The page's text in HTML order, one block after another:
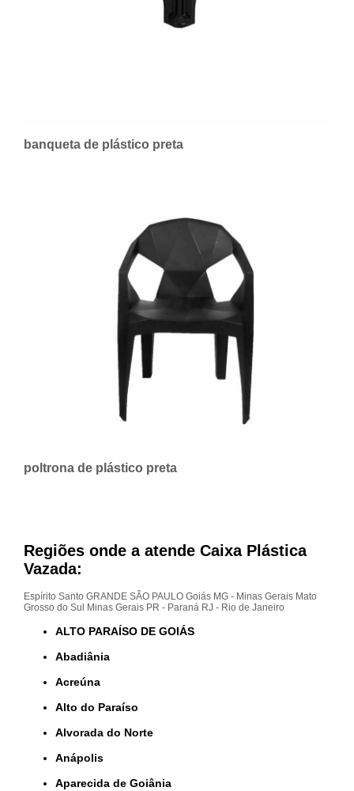
banqueta de plástico preta
poltrona de plástico preta
Regiões onde a atende Caixa Plástica
Vazada:
Espírito Santo GRANDE SÃO PAULO Goiás MG - Minas Gerais Mato
Grosso do Sul
Minas Gerais PR - Paraná RJ - Rio de Janeiro
ALTO PARAÍSO DE GOIÁS
Abadiânia
Acreúna
Alto do Paraíso
Alvorada do Norte
Anápolis
Aparecida de Goiânia